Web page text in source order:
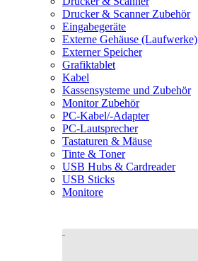
Drucker & Scanner Zubehör
Eingabegeräte
Externe Gehäuse (Laufwerke)
Externer Speicher
Grafiktablet
Kabel
Kassensysteme und Zubehör
Monitor Zubehör
PC-Kabel/-Adapter
PC-Lautsprecher
Tastaturen & Mäuse
Tinte & Toner
USB Hubs & Cardreader
USB Sticks
Monitore